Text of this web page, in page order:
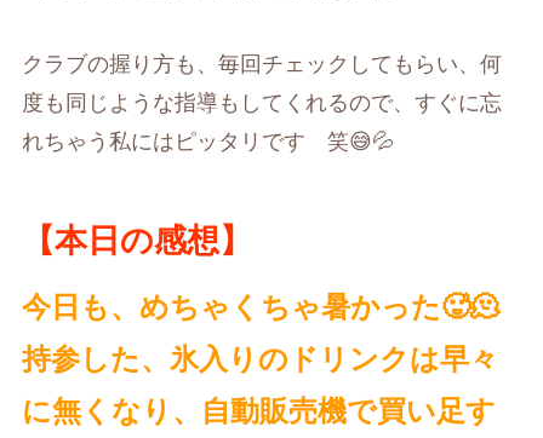
クラブの握り方も、毎回チェックしてもらい、何
度も同じような指導もしてくれるので、すぐに忘
れちゃう私にはピッタリです 笑😅💦
【本日の感想】
今日も、めちゃくちゃ暑かった🥵🫠
持参した、氷入りのドリンクは早々
に無くなり、自動販売機で買い足す